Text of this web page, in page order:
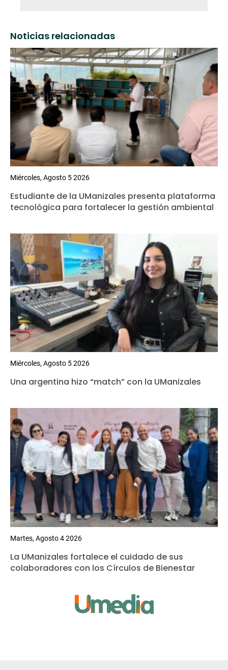
Noticias relacionadas
Miércoles, Agosto 5 2026
Estudiante de la UManizales presenta plataforma
tecnológica para fortalecer la gestión ambiental
Miércoles, Agosto 5 2026
Una argentina hizo “match” con la UManizales
Martes, Agosto 4 2026
La UManizales fortalece el cuidado de sus
colaboradores con los Círculos de Bienestar